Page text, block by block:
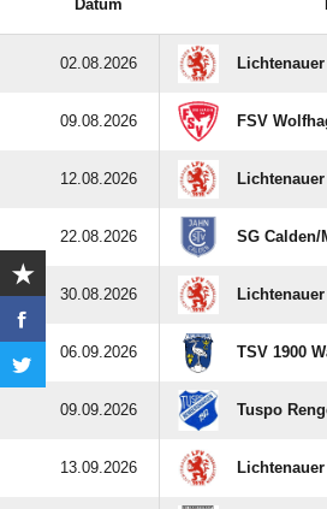
Datum
02.08.2026
09.08.2026 FSV
12.08.2026
22.08.2026 SG Calden/​
30.08.2026
06.09.2026 TSV 1900
09.09.2026 Tuspo
13.09.2026